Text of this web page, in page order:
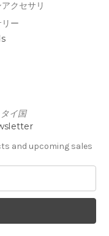
クセサリ
ー
イ国
and upcoming sales